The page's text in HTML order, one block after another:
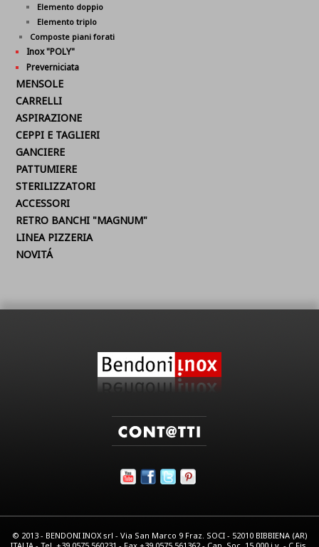
Elemento doppio
Elemento triplo
Composte piani forati
Inox "POLY"
Preverniciata
MENSOLE
CARRELLI
ASPIRAZIONE
CEPPI E TAGLIERI
GANCIERE
PATTUMIERE
STERILIZZATORI
ACCESSORI
RETRO BANCHI "MAGNUM"
LINEA PIZZERIA
NOVITÁ
© 2013 - BENDONI INOX srl - Via San Marco 9 Fraz. SOCI - 52010 BIBBIENA (AR)